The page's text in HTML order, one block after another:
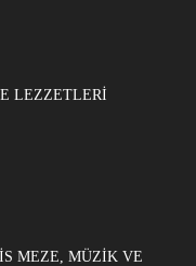
LEZZETLERI
MEZE, MÜZIK VE